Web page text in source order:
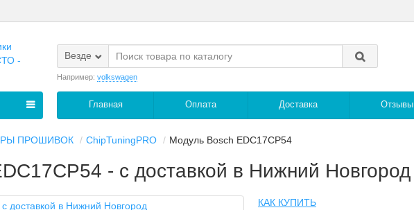
Везде
Например: volkswagen
Главная Оплата Доставка Отзывы
ПРОШИВОК ChipTuningPRO Mодуль Bosch EDC17CP54
- с доставкой в Нижний Новгород
КАК КУПИТЬ